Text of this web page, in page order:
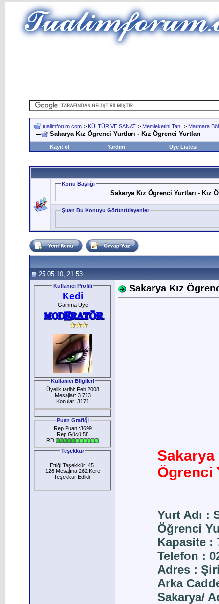
tualimforum.com > KÜLTÜR VE SANAT > Memleketini Tanı > Marmara
Sakarya Kız Ögrenci Yurtları - Kız Ögrenci Yurtları
Kayıt ol Yardım Üye Listesi
Konu Başlığı
Sakarya Kız Ögrenci Yurtları - Kız
Şuan Bu Konuyu Görüntüleyenler
25.05.10, 21:53
Kullanıcı Profili
Kedi
Gamma Üye
Kullanıcı Bilgileri
Üyelik tarihi: Feb 2008
Mesajlar: 3.713
Konular: 3171
Puan Grafiği
Rep Puanı:3699
Rep Gücü:58
RD:
Teşekkür
Ettiği Teşekkür: 45
128 Mesajına 262 Kere
Teşekkür Edlidi
:
Sakarya Kız
Sakarya
Ögrenci
Yurt Adı :
Öğrenci
Kapasite :
Telefon :
Adres :
Arka
Sakarya/